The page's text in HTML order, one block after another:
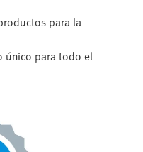
para la
único para todo el